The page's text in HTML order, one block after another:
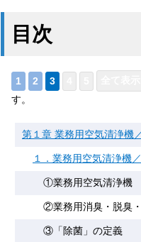
目次
す。
第１章 業務用空気清浄機
１．業務用空気清浄機
①業務用空気清浄機
②業務用消臭・脱臭
③「除菌」の定義